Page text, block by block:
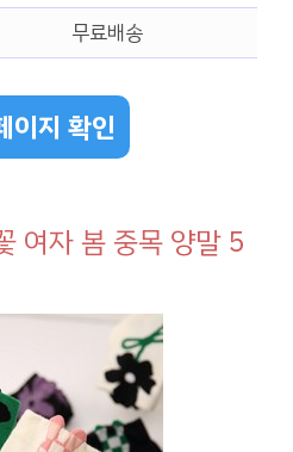
무료배송
이지 확인
여자 봄 중목 양말 5